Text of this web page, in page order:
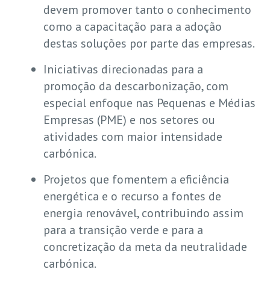
devem promover tanto o conhecimento
como a capacitação para a adoção
destas soluções por parte das empresas.
Iniciativas direcionadas para a
promoção da descarbonização, com
especial enfoque nas Pequenas e Médias
Empresas (PME) e nos setores ou
atividades com maior intensidade
carbónica.
Projetos que fomentem a eficiência
energética e o recurso a fontes de
energia renovável, contribuindo assim
para a transição verde e para a
concretização da meta da neutralidade
carbónica.